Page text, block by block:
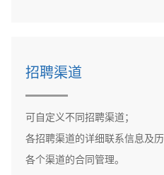
招聘渠道
可自定义不同招聘渠道；
各招聘渠道的详细联系信息及历
各个渠道的合同管理。